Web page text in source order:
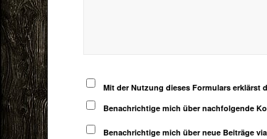
Mit der Nutzung dieses Formulars erklärst
Benachrichtige mich über nachfolgende
Benachrichtige mich über neue Beiträge